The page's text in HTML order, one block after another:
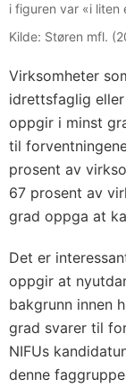
i figuren var «i liten
Kilde: Støren mfl.
Virksomheter
idrettsfaglig
oppgir i minst
til
prosent av
67 prosent av
grad oppga at
Det er
oppgir at
bakgrunn innen
grad svarer til
NIFUs
denne